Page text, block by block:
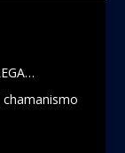
chamanismo